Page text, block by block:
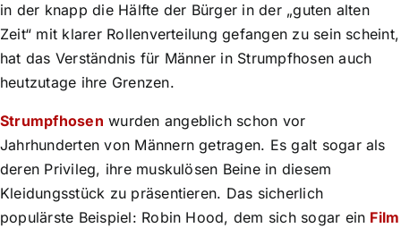
in der knapp die Hälfte der Bürger in der „guten alten
Zeit“ mit klarer Rollenverteilung gefangen zu sein scheint,
hat das Verständnis für Männer in Strumpfhosen auch
heutzutage ihre Grenzen.
Strumpfhosen wurden angeblich schon vor
Jahrhunderten von Männern getragen. Es galt sogar als
deren Privileg, ihre muskulösen Beine in diesem
Kleidungsstück zu präsentieren. Das sicherlich
populärste Beispiel: Robin Hood, dem sich sogar ein Film